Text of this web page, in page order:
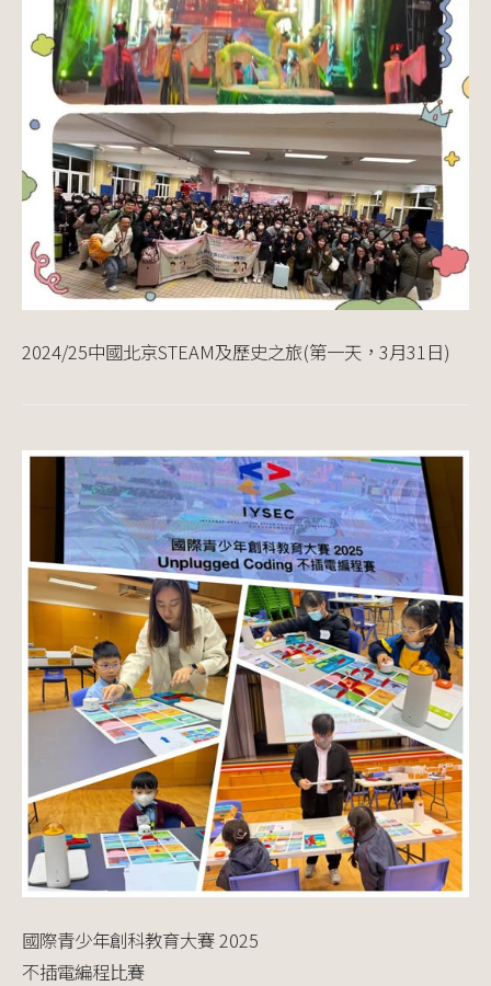
2024/25中國北京STEAM及歷史之旅(第一天，3月31日)
國際青少年創科教育大賽 2025
不插電編程比賽